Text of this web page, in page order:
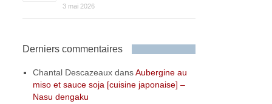
3 mai 2026
Derniers commentaires
Chantal Descazeaux dansAubergine au
miso et sauce soja [cuisine japonaise] –
Nasu dengaku